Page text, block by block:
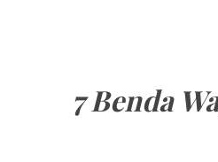
7 Benda